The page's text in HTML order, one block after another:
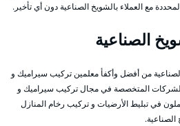
مع العملاء بالشويخ الصناعية دون أي تأخير.
الصناعية
من أفضل وأكفأ معلمين تركيب سيراميك و
الشركات المتخصصة في مجال تركيب سيراميك و
في تبليط الأرضيات و تركيب رخام المنازل